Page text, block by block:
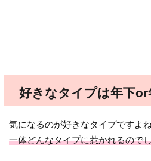
好きなタイプは年下or
気になるのが好きなタイプですよね
一体どんなタイプに惹かれるので